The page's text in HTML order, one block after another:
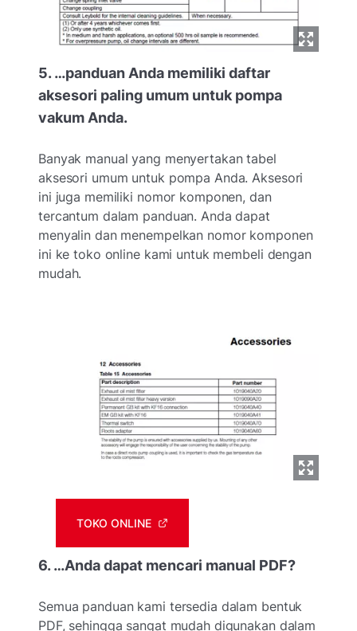
5. …panduan Anda memiliki daftar
aksesori paling umum untuk pompa
vakum Anda.
Banyak manual yang menyertakan tabel
aksesori umum untuk pompa Anda. Aksesori
ini juga memiliki nomor komponen, dan
tercantum dalam panduan. Anda dapat
menyalin dan menempelkan nomor komponen
ini ke toko online kami untuk membeli dengan
mudah.
TOKO ONLINE
6. …Anda dapat mencari manual PDF?
Semua panduan kami tersedia dalam bentuk
PDF, sehingga sangat mudah digunakan dalam